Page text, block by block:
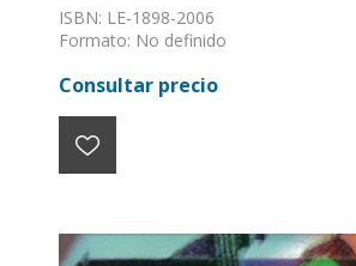
ISBN: LE-1898-2006
Formato: No definido
Consultar precio